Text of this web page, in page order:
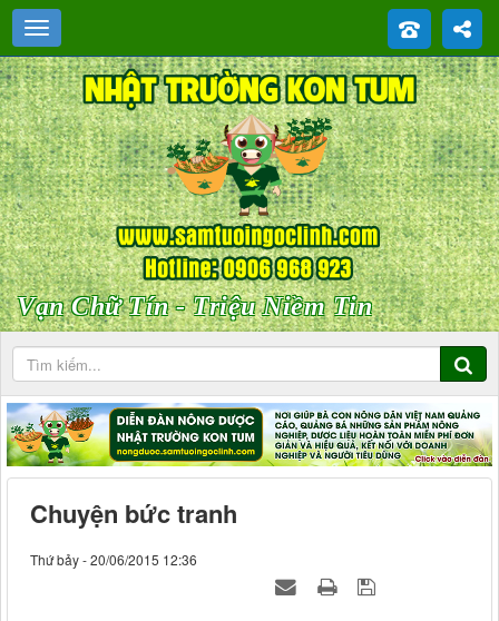
Vạn Chữ Tín - Triệu Niềm Tin
Chuyện bức tranh
Thứ bảy - 20/06/2015 12:36